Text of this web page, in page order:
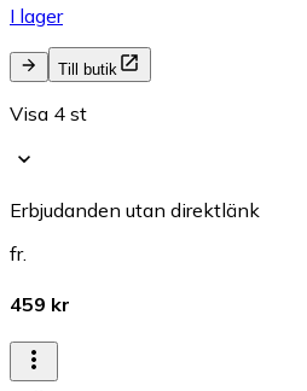
I lager
Till butik
Visa 4 st
Erbjudanden utan direktlänk
fr.
459 kr